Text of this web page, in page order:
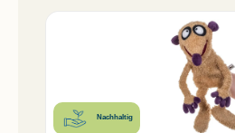
Nachhaltig